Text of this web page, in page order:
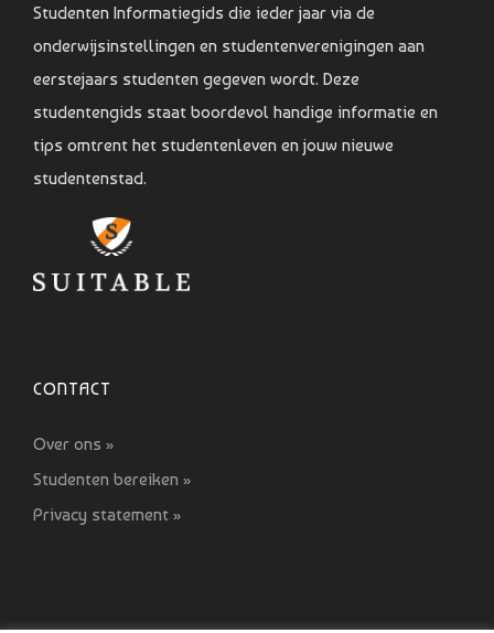
Studenten Informatiegids die ieder jaar via de
onderwijsinstellingen en studentenverenigingen aan
eerstejaars studenten gegeven wordt. Deze
studentengids staat boordevol handige informatie en
tips omtrent het studentenleven en jouw nieuwe
studentenstad.
CONTACT
Over ons »
Studenten bereiken »
Privacy statement »